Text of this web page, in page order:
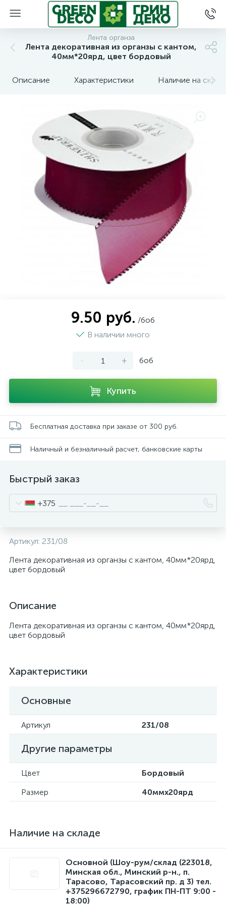
Лента органза
Лента декоративная из органзы с кантом,
40мм*20ярд, цвет бордовый
Описание Характеристики Наличие на
9.50 руб. /боб
В наличии много
- + боб
Купить
Бесплатная доставка при заказе от 300 руб.
Наличный и безналичный расчет, банковские карты
Быстрый заказ
+375
Артикул: 231/08
Лента декоративная из органзы с кантом, 40мм*20ярд,
цвет бордовый
Описание
Лента декоративная из органзы с кантом, 40мм*20ярд,
цвет бордовый
Характеристики
Основные
Артикул 231/08
Другие параметры
Цвет
Бордовый
Размер
40ммx20ярд
Наличие на складе
Основной (Шоу-рум/склад (223018,
Минская обл., Минский р-н., п.
Тарасово, Тарасовский пр. д 3) тел.
+375296672790, график ПН-ПТ 9:00 -
18:00)